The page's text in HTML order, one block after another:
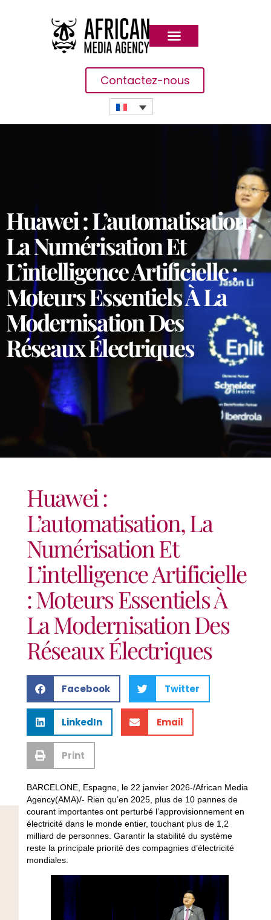
Contactez-nous
Huawei : L’automatisation,
La Numérisation Et
L’intelligence Artificielle :
Moteurs Essentiels À La
Modernisation Des
Réseaux Électriques
Huawei :
L’automatisation, La
Numérisation Et
L’intelligence Artificielle
: Moteurs Essentiels À
La Modernisation Des
Réseaux Électriques
Facebook Twitter
LinkedIn Email
Print
BARCELONE, Espagne, le 22 janvier 2026-/African Media
Agency(AMA)/- Rien qu’en 2025, plus de 10 pannes de
courant importantes ont perturbé l’approvisionnement en
électricité dans le monde entier, touchant plus de 1,2
milliard de personnes. Garantir la stabilité du système
reste la principale priorité des compagnies d’électricité
mondiales.